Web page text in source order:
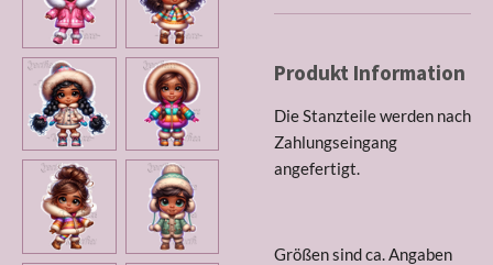
Produkt Information
Die Stanzteile werden nach
Zahlungseingang
angefertigt.
Größen sind ca. Angaben